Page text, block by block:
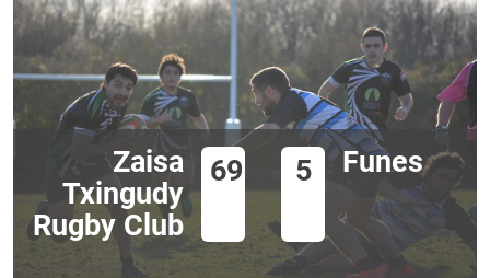
Zaisa
Txingudy
Rugby Club
69 5 Funes